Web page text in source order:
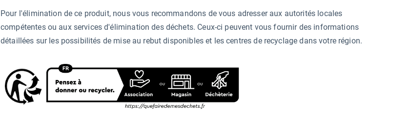
Pour l'élimination de ce produit, nous vous recommandons de vous adresser aux autorités locales
compétentes ou aux services d'élimination des déchets. Ceux-ci peuvent vous fournir des informations
détaillées sur les possibilités de mise au rebut disponibles et les centres de recyclage dans votre région.